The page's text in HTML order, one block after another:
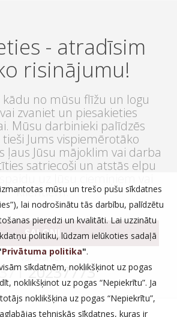
- atradīsim
risinājumu!
no mūsu flīžu un logu
zvaniet un piesakieties
Mūsu darbinieki palīdzēs
Jums vispiemērotāko
ļaus Jūsu mājoklim vai darba
satriecoši un atstās elpu
klientiem.
SALONI
vai zvaniet:
20237773
mūsu un trešo pušu sīkdatnes
lai nodrošinātu tās darbību, palīdzētu
pieredzi un kvalitāti. Lai uzzinātu
politiku, lūdzam ielūkoties sadaļā
Privātuma politika".
sīkdatnēm, noklikšķinot uz pogas
noklikšķinot uz pogas “Nepiekrītu”. Ja
noklikšķina uz pogas “Nepiekrītu”,
tehniskās sīkdatnes, kuras ir